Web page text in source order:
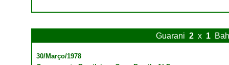
Guarani 2 x 1
30/Março/1978